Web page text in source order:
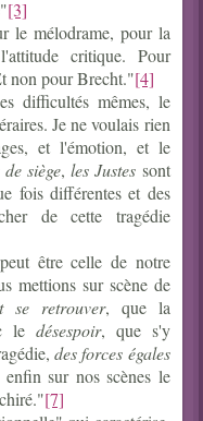
[3]
le mélodrame, pour la
critique. Pour
non pour Brecht."[4]
difficultés mêmes, le
Je ne voulais rien
et l'émotion, et le
siège,les Justes sont
fois différentes et des
de cette tragédie
être celle de notre
mettions sur scène de
se retrouver, que la
le désespoir, que s'y
des forces égales
sur nos scènes le
[7]